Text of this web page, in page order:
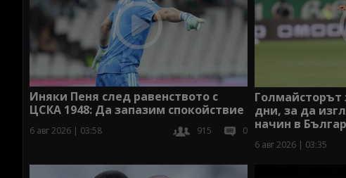
Иняки Пеня след равенството с
ЦСКА 1948: Да запазим спокойствие
6 авг 2026 | 03:58 915 0
дни, за да
начин в
6 авг 2026 | 03:35